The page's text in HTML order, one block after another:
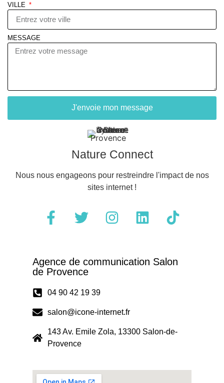
VILLE
MESSAGE
J'envoie mon message
Nature Connect
Nous nous engageons pour restreindre l'impact de nos
sites internet !
Agence de communication Salon
de Provence
04 90 42 19 39
salon@icone-internet.fr
143 Av. Emile Zola, 13300 Salon-de-
Provence